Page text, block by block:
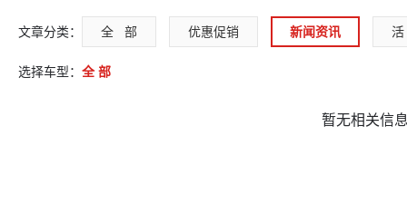
文章分类： 全   部 优惠促销 新闻资讯 活
选择车型： 全 部
暂无相关信